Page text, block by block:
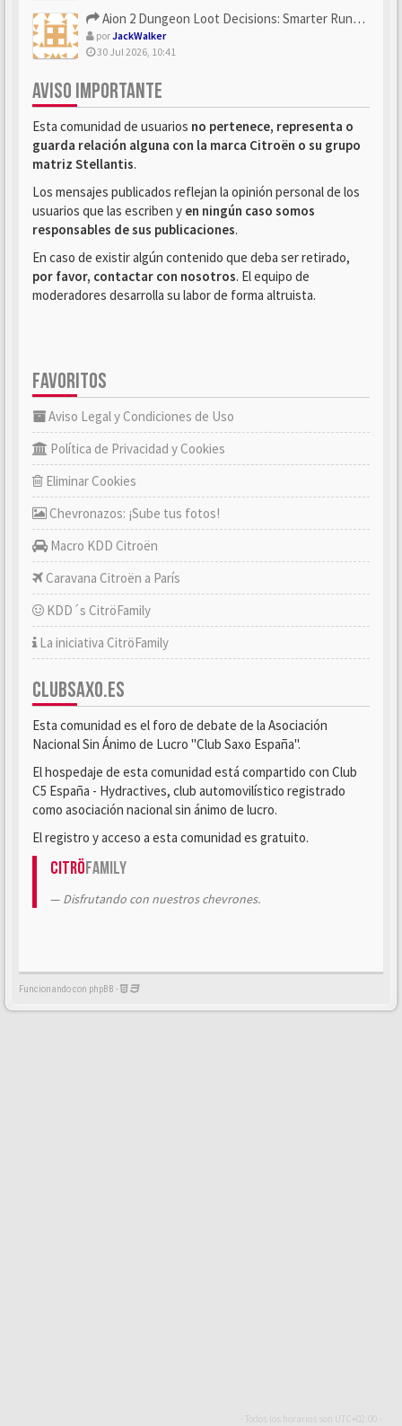
Aion 2 Dungeon Loot Decisions: Smarter Runs With U4N
porJackWalker
30 Jul 2026, 10:41
AVISO IMPORTANTE
Esta comunidad de usuarios no pertenece, representa o
guarda relación alguna con la marca Citroën o su grupo
matriz Stellantis.
Los mensajes publicados reflejan la opinión personal de los
usuarios que las escriben y en ningún caso somos
responsables de sus publicaciones.
En caso de existir algún contenido que deba ser retirado,
por favor, contactar con nosotros. El equipo de
moderadores desarrolla su labor de forma altruista.
FAVORITOS
Aviso Legal y Condiciones de Uso
Política de Privacidad y Cookies
Eliminar Cookies
Chevronazos: ¡Sube tus fotos!
Macro KDD Citroën
Caravana Citroën a París
KDD´s CitröFamily
La iniciativa CitröFamily
CLUBSAXO.ES
Esta comunidad es el foro de debate de la Asociación
Nacional Sin Ánimo de Lucro "Club Saxo España".
El hospedaje de esta comunidad está compartido con Club
C5 España - Hydractives, club automovilístico registrado
como asociación nacional sin ánimo de lucro.
El registro y acceso a esta comunidad es gratuito.
CitröFamily
Disfrutando con nuestros chevrones.
Funcionando con phpBB -
- Todos los horarios son UTC+02:00